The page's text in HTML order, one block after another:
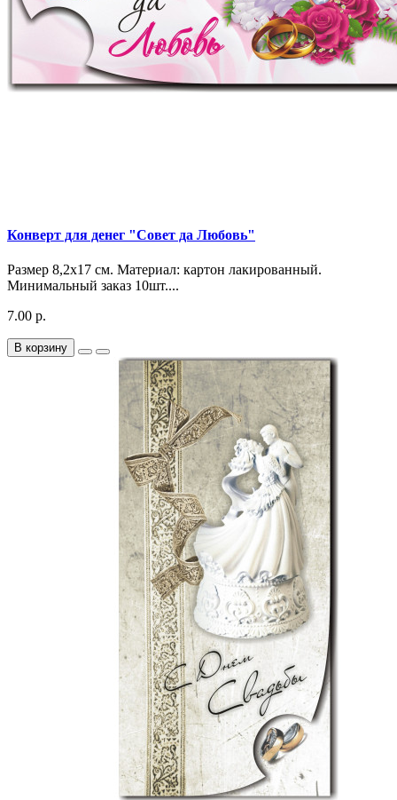
Конверт для денег "Совет да Любовь"
Размер 8,2х17 см. Материал: картон лакированный.
Минимальный заказ 10шт....
7.00 р.
В корзину